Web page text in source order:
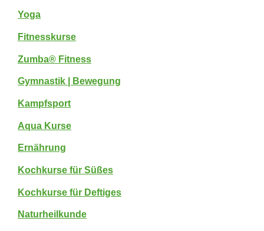
Yoga
Fitnesskurse
Zumba® Fitness
Gymnastik | Bewegung
Kampfsport
Aqua Kurse
Ernährung
Kochkurse für Süßes
Kochkurse für Deftiges
Naturheilkunde